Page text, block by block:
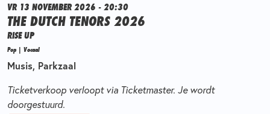
VR 13 NOVEMBER 2026 - 20:30
THE DUTCH TENORS 2026
RISE UP
Pop | Vocaal
Musis, Parkzaal
Ticketverkoop verloopt via Ticketmaster. Je wordt
doorgestuurd.